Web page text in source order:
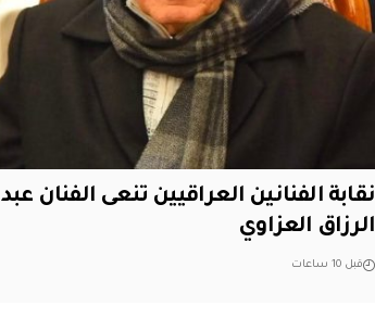
نقابة الفنانين العراقيين تنعى الفنان عبد
الرزاق العزاوي
قبل 10 ساعات